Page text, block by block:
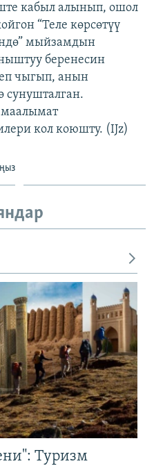
кабыл алынып, ошол
“Теле көрсөтүү
мыйзамдын
беренесин
чыгып, анын
сунушталган.
маалымат
кол коюшту. (IJz)
Туризм